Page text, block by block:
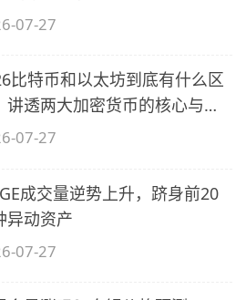
07-27
比特币和以太坊到底有什么区
讲透两大加密货币的核心与陷
07-27
成交量逆势上升，跻身前20
异动资产
07-27